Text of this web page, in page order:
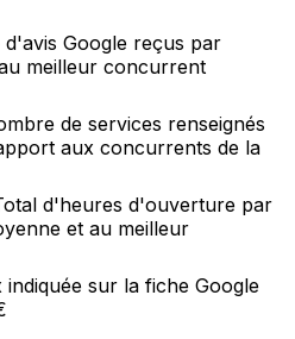
d'avis Google reçus par
meilleur concurrent
de services renseignés
aux concurrents de la
d'heures d'ouverture par
et au meilleur
sur la fiche Google